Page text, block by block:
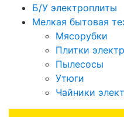
Б/У электроплиты
Мелкая бытовая
Мясорубки
Плитки
Пылесосы
Утюги
Чайники